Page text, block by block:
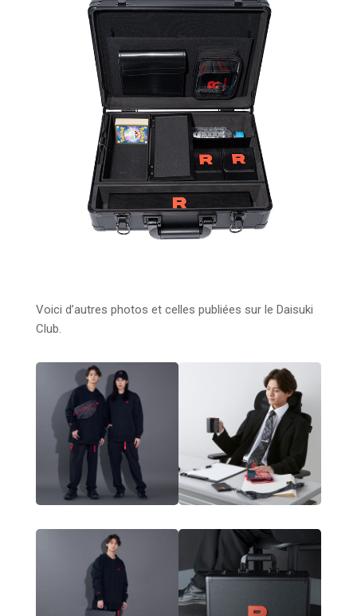
Voici d’autres photos et celles publiées sur le Daisuki
Club.